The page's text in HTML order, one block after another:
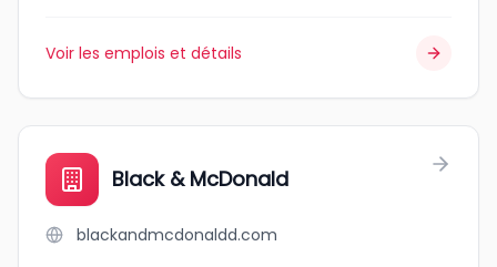
Voir les emplois et détails
Black & McDonald
blackandmcdonaldd.com